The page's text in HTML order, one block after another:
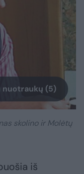
nuotraukų (5)
skolino ir Molėtų
iš